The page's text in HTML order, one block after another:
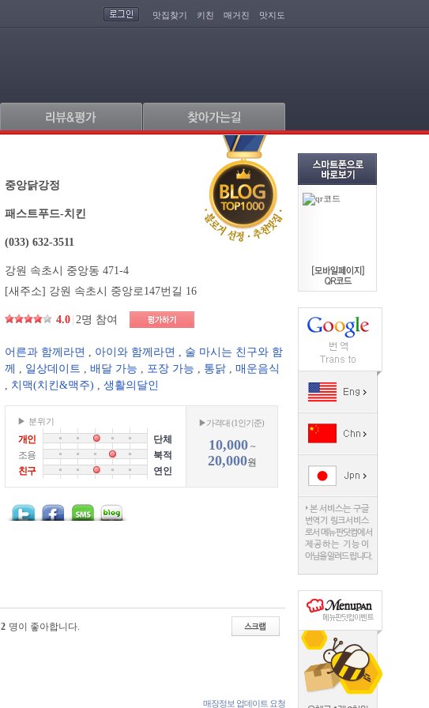
맛집찾기 키친 매거진 맛지도
중앙닭강정
패스트푸드-치킨
(033) 632-3511
강원 속초시 중앙동 471-4
[새주소] 강원 속초시 중앙로147번길 16
4.0 2명 참여
어른과 함께라면 , 아이와 함께라면 , 술 마시는 친구와 함
께
, 일상데이트 , 배달 가능 , 포장 가능 , 통닭 , 매운음식
, 치맥(치킨&맥주) , 생활의달인
▶ 분위기
개인
단체
조용
북적
친구
연인
▶가격대 (1인기준)
10,000~
20,000원
2 명이 좋아합니다.
매장정보 업데이트 요청